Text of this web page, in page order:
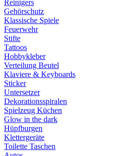
Reinigers
Gehörschutz
Klassische Spiele
Feuerwehr
Stifte
Tattoos
Hobbykleber
Verteilung Beutel
Klaviere & Keyboards
Sticker
Untersetzer
Dekorationsspiralen
Spielzeug Küchen
Glow in the dark
Hüpfburgen
Klettergeräte
Toilette Taschen